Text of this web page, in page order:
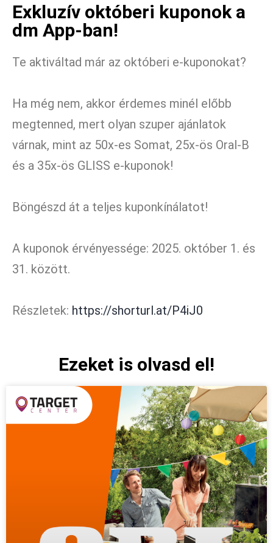
Exkluzív októberi kuponok a
dm App-ban!
Te aktiváltad már az októberi e-kuponokat?
Ha még nem, akkor érdemes minél előbb
megtenned, mert olyan szuper ajánlatok
várnak, mint az 50x-es Somat, 25x-ös Oral-B
és a 35x-ös GLISS e-kuponok!
Böngészd át a teljes kuponkínálatot!
A kuponok érvényessége: 2025. október 1. és
31. között.
Részletek: https://shorturl.at/P4iJ0
Ezeket is olvasd el!